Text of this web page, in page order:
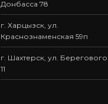
Донбасса 78
г. Харцызск, ул.
Краснознаменская 59п
г. Шахтерск, ул. Берегового
11